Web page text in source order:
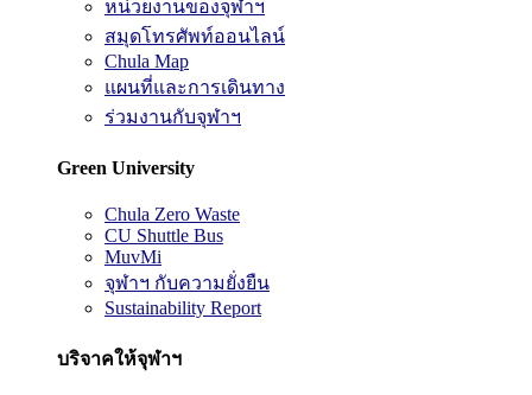
หน่วยงานของจุฬาฯ
สมุดโทรศัพท์ออนไลน์
Chula Map
แผนที่และการเดินทาง
ร่วมงานกับจุฬาฯ
Green University
Chula Zero Waste
CU Shuttle Bus
MuvMi
จุฬาฯ กับความยั่งยืน
Sustainability Report
บริจาคให้จุฬาฯ